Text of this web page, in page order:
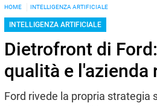
HOME INTELLIGENZA ARTIFICIALE
INTELLIGENZA ARTIFICIALE
Dietrofront di
qualità e
Ford rivede la propria strategia